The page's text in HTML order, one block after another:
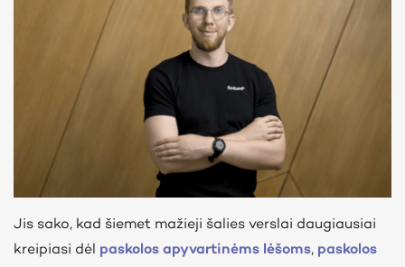
Jis sako, kad šiemet mažieji šalies verslai daugiausiai
kreipiasi dėl paskolos apyvartinėms lėšoms, paskolos